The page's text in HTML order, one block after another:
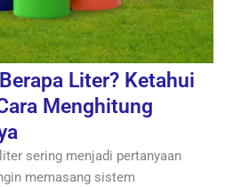
Liter? Ketahui
Menghitung
sering menjadi pertanyaan
memasang sistem